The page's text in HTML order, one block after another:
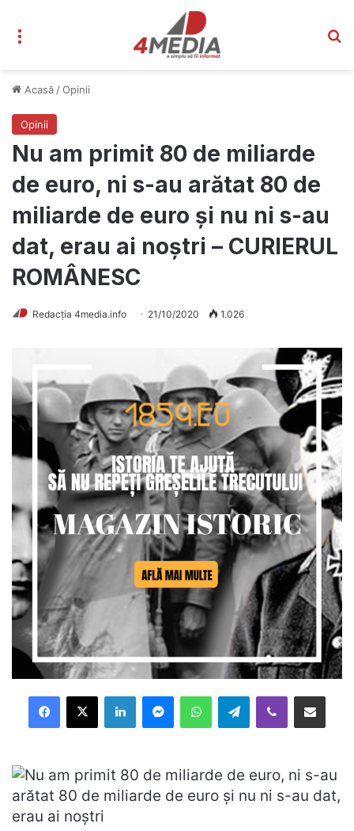
Acasă /Opinii
Opinii
Nu am primit 80 de miliarde
de euro, ni s-au arătat 80 de
miliarde de euro şi nu ni s-au
dat, erau ai noştri – CURIERUL
ROMÂNESC
Redacția 4media.info 21/10/2020 1.026
Facebook
X LinkedInMessengerWhatsAppTelegramViber Distribuie prin mail